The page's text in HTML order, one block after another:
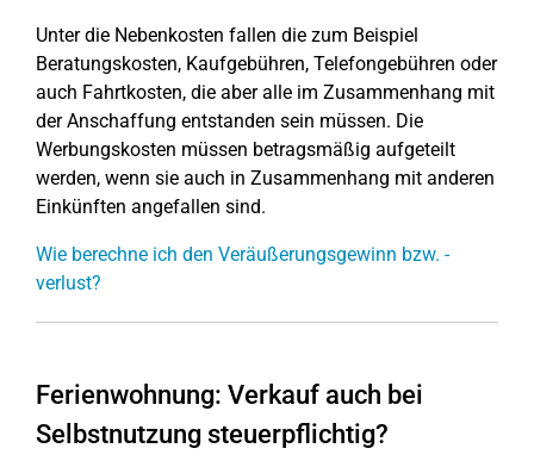
Unter die Nebenkosten fallen die zum Beispiel
Beratungskosten, Kaufgebühren, Telefongebühren oder
auch Fahrtkosten, die aber alle im Zusammenhang mit
der Anschaffung entstanden sein müssen. Die
Werbungskosten müssen betragsmäßig aufgeteilt
werden, wenn sie auch in Zusammenhang mit anderen
Einkünften angefallen sind.
Wie berechne ich den Veräußerungsgewinn bzw. -
verlust?
Ferienwohnung: Verkauf auch bei
Selbstnutzung steuerpflichtig?